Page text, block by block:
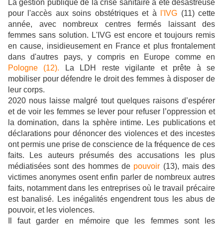
La gestion publique de la crise sanitaire a été désastreuse
pour l'accès aux soins obstétriques et à
l'IVG (11) cette
année, avec nombreux centres fermés laissant des
femmes sans solution. L'IVG est encore et toujours remis
en cause, insidieusement en France et plus frontalement
dans d'autres pays, y compris en Europe comme en
Pologne (12). La LDH reste vigilante et prête à se
mobiliser pour défendre le droit des femmes à disposer de
leur corps.
2020 nous laisse malgré tout quelques raisons d’espérer
et de voir les femmes se lever pour refuser l’oppression et
la domination, dans la sphère intime. Les publications et
déclarations pour dénoncer des violences et des incestes
ont permis une prise de conscience de la fréquence de ces
faits. Les auteurs présumés des accusations les plus
médiatisées sont des hommes de pouvoir (13), mais des
victimes anonymes osent enfin parler de nombreux autres
faits, notamment dans les entreprises où le travail précaire
est banalisé. Les inégalités engendrent tous les abus de
pouvoir, et les violences.
Il faut garder en mémoire que les femmes sont les